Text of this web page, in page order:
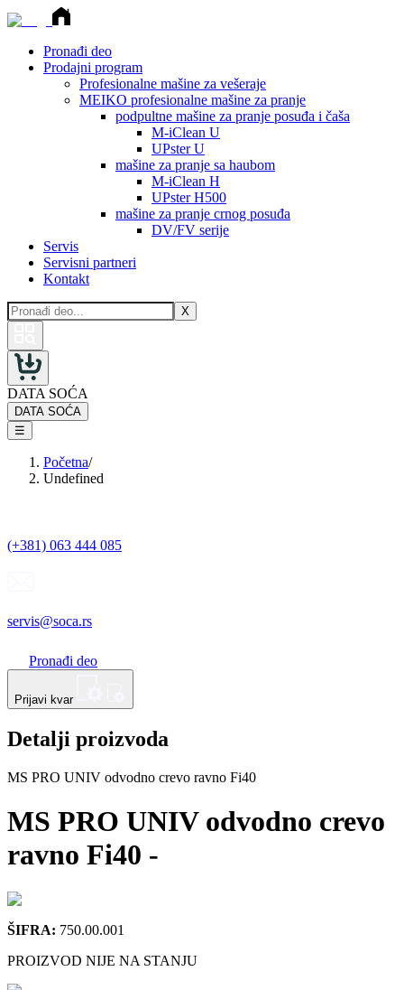
Pronađi deo
Prodajni program
Profesionalne mašine za vešeraje
MEIKO profesionalne mašine za pranje
podpultne mašine za pranje posuđa i čaša
M-iClean U
UPster U
mašine za pranje sa haubom
M-iClean H
UPster H500
mašine za pranje crnog posuđa
DV/FV serije
Servis
Servisni partneri
Kontakt
X
DATA SOĆA
DATA SOĆA
☰
Početna/
Undefined
(+381) 063 444 085
servis@soca.rs
Pronađi deo
Prijavi kvar
Detalji proizvoda
MS PRO UNIV odvodno crevo ravno Fi40
MS PRO UNIV odvodno crevo
ravno Fi40 -
ŠIFRA: 750.00.001
PROIZVOD NIJE NA STANJU